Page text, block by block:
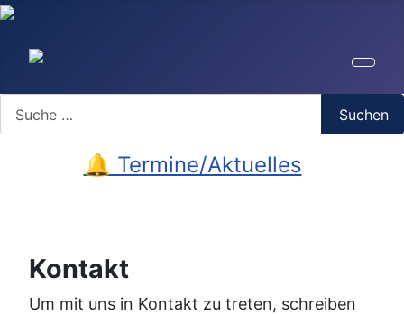
Suchen
🔔 Termine/Aktuelles
Kontakt
Um mit uns in Kontakt zu treten, schreiben